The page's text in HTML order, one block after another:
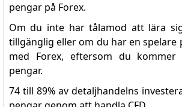
pengar på Forex.
Om du inte har tålamod att lära
tillgänglig eller om du har en spelare
med Forex, eftersom du
pengar.
74 till 89% av detaljhandelns